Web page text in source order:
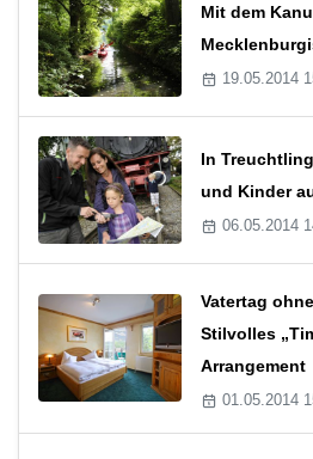
Mit dem
19.05.2014
In
und Kinder
06.05.2014
Vatertag
Stilvolles
Arrangement
01.05.2014